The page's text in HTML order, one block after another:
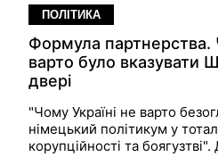
ПОЛІТИКА
Формула партнерства.
варто було вказувати
двері
"Чому Україні не варто
німецький політикум у
корупційності та